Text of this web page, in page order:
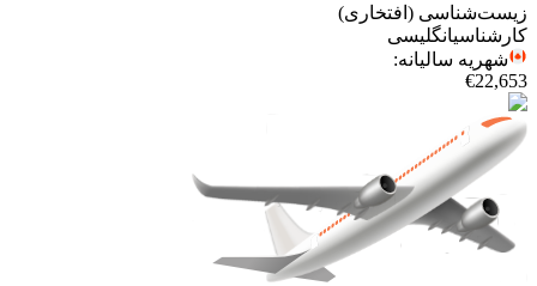
زیست‌شناسی (افتخاری)
کارشناسیانگلیسی
شهریه سالیانه:
€22,653